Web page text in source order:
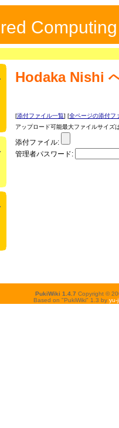
Hodaka Nishi
[添付ファイル一覧] [全ページの添付フ
アップロード可能最大ファイルサイズ
添付ファイル:
管理者パスワード:
PukiWiki 1.4.7 Copyright ©
Based on "PukiWiki" 1.3 by yu-ji